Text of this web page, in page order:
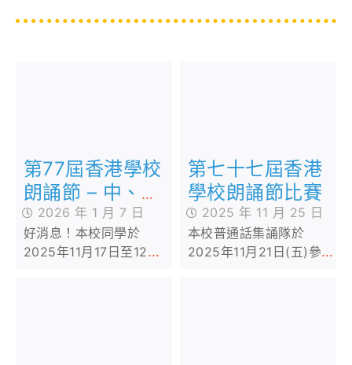
第77屆香港學校
朗誦節 – 中、英
文詩詞獨誦比賽
2026 年 1 月 7 日
好消息！本校同學於
2025年11月17日至12月
第七十七屆香港
學校朗誦節比賽
2025 年 11 月 25 日
本校普通話集誦隊於
2025年11月21日(五)參加